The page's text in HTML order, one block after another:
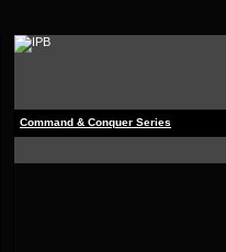
Command & Conquer Series